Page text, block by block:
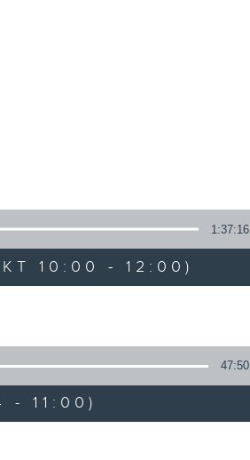
1:37:16
10:00 - 12:00)
47:50
- 11:00)